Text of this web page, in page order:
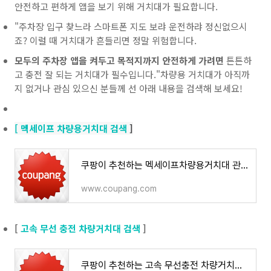
안전하고 편하게 앱을 보기 위해 거치대가 필요합니다.
"주차장 입구 찾느라 스마트폰 지도 보랴 운전하랴 정신없으시
죠? 이럴 때 거치대가 흔들리면 정말 위험합니다.
모두의 주차장 앱을 켜두고 목적지까지 안전하게 가려면 튼튼하
고 충전 잘 되는 거치대가 필수입니다."차량용 거치대가 아직까
지 없거나 관심 있으신 분들께 선 아래 내용을 검색해 보세요!
[ 멕세이프 차량용거치대 검색 ]
쿠팡이 추천하는 멕세이프차량용거치대 관련 혜택과 특가
www.coupang.com
[ 고속 무선 충전 차량거치대 검색 ]
쿠팡이 추천하는 고속 무선충전 차량거치대 관련 혜택과 특가